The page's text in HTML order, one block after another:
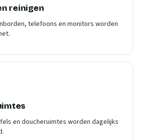
reinigen
telefoons en monitors worden
en doucheruimtes worden dagelijks